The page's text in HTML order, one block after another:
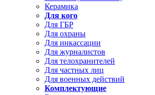
Керамика
Для кого
Для ГБР
Для охраны
Для инкассации
Для журналистов
Для телохранителей
Для частных лиц
Для военных действий
Комплектующие